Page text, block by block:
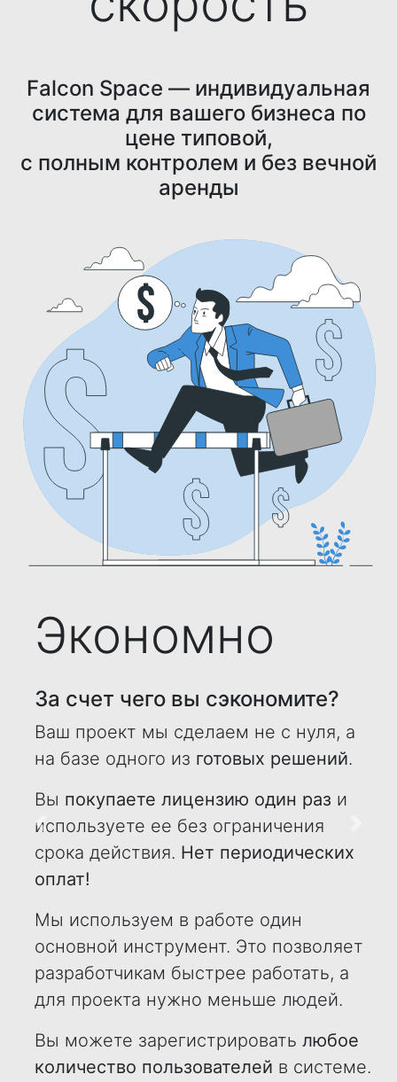
Falcon Space — индивидуальная
система для вашего бизнеса по
цене типовой,
с полным контролем и без вечной
аренды
Экономно
За счет чего вы сэкономите?
Ваш проект мы сделаем не с нуля, а
на базе одного из готовых решений.
Вы покупаете лицензию один раз и
используете ее без ограничения
срока действия. Нет периодических
оплат!
Мы используем в работе один
основной инструмент. Это позволяет
разработчикам быстрее работать, а
для проекта нужно меньше людей.
Вы можете зарегистрировать любое
количество пользователей в системе.
Назад